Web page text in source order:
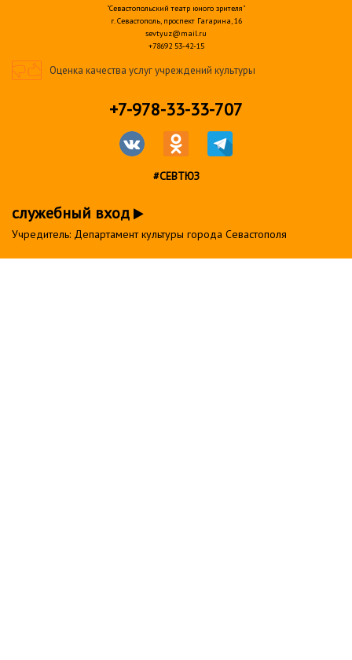
"Севастопольский театр юного зрителя"
г. Севастополь, проспект Гагарина, 16
sevtyuz@mail.ru
+78692 53-42-15
Оценка качества услуг учреждений культуры
+7-978-33-33-707
#СЕВТЮЗ
служебный вход
Учредитель: Департамент культуры города Севастополя